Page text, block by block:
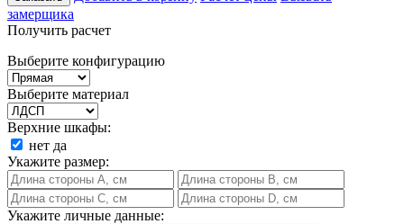
замерщика
Получить расчет
Выберите конфигурацию
Выберите материал
Верхние шкафы:
нет да
Укажите размер:
Укажите личные данные: